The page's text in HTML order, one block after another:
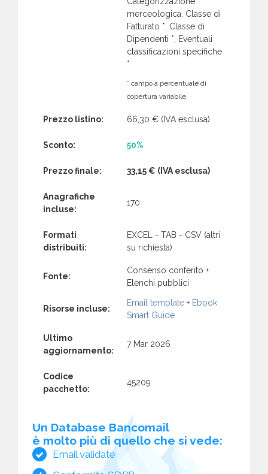
merceologica, Classe di
Fatturato *, Classe di
Dipendenti *, Eventuali
classificazioni specifiche
*
* campo a percentuale di
copertura variabile.
Prezzo listino: 66,30 € (IVA esclusa)
Sconto: 50%
Prezzo finale: 33,15 € (IVA esclusa)
Anagrafiche
incluse:
170
Formati
distribuiti:
EXCEL - TAB - CSV (altri
su richiesta)
Fonte:
Consenso conferito +
Elenchi pubblici
Risorse incluse:
Email template + Ebook
Smart Guide
Ultimo
aggiornamento:
7 Mar 2026
Codice
pacchetto:
45209
Un Database Bancomail
è molto più di quello che si vede:
Email validate